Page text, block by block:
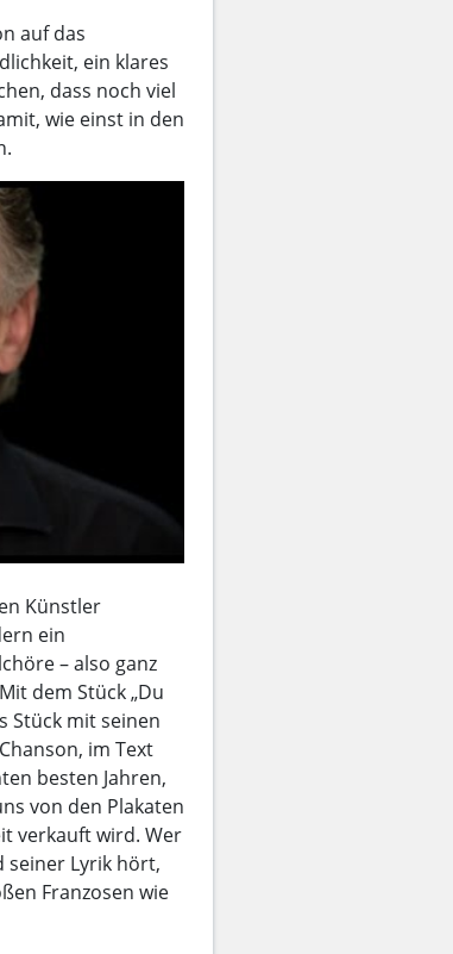
auf das
ein klares
dass noch viel
wie einst in den
Künstler
ein
– also ganz
dem Stück „Du
Stück mit seinen
im Text
besten Jahren,
von den Plakaten
verkauft wird. Wer
seiner Lyrik hört,
Franzosen wie